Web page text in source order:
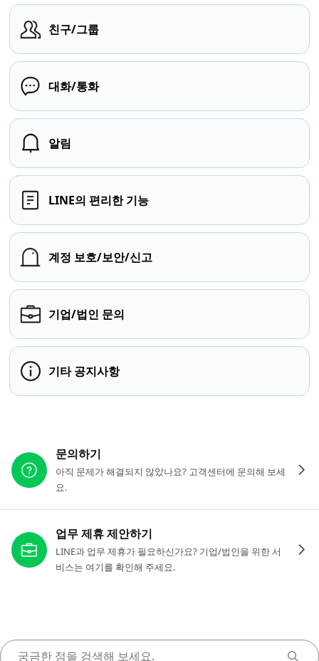
친구/그룹
대화/통화
알림
LINE의 편리한 기능
계정 보호/보안/신고
기업/법인 문의
기타 공지사항
문의하기
아직 문제가 해결되지 않았나요? 고객센터에 문의해 보세
요.
업무 제휴 제안하기
LINE과 업무 제휴가 필요하신가요? 기업/법인을 위한 서
비스는 여기를 확인해 주세요.